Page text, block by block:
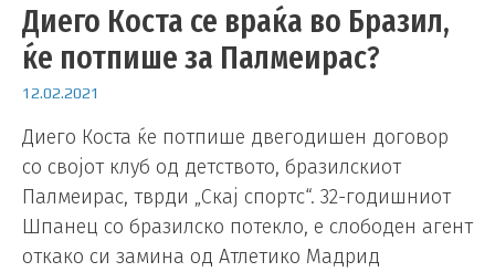
Диего Коста се враќа во Бразил,
ќе потпише за Палмеирас?
12.02.2021
Диего Коста ќе потпише двегодишен договор
со својот клуб од детството, бразилскиот
Палмеирас, тврди „Скај спортс“. 32-годишниот
Шпанец со бразилско потекло, е слободен агент
откако си замина од Атлетико Мадрид